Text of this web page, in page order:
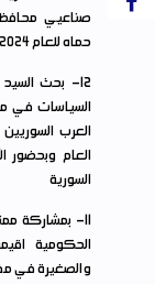
صناعيي
حماه للعام ٢٠٢٤ تحت شعار (الصناعة بين الواقع والطموح).
12- بحث السيد
السياسات في
العرب
العام وبحضور
السورية
11- بمشاركة
الحكومية
والصغيرة في